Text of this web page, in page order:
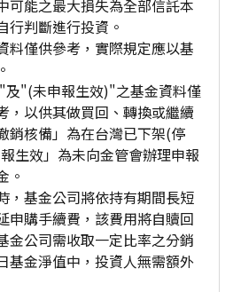
可能之最大損失為全部信託本
行判斷進行投資。
料僅供參考，實際規定應以基
"(未申報生效)"之基金資料僅
，以供其做買回、轉換或繼續
銷核備」為在台灣已下架(停
生效」為未向金管會辦理申報
。
，基金公司將依持有期間長短
申購手續費，該費用將自贖回
金公司需收取一定比率之分銷
基金淨值中，投資人無需額外